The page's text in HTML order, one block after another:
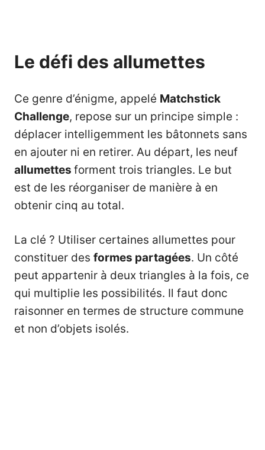
Le défi des allumettes
Ce genre d’énigme, appelé Matchstick
Challenge, repose sur un principe simple :
déplacer intelligemment les bâtonnets sans
en ajouter ni en retirer. Au départ, les neuf
allumettes forment trois triangles. Le but
est de les réorganiser de manière à en
obtenir cinq au total.
La clé ? Utiliser certaines allumettes pour
constituer des formes partagées. Un côté
peut appartenir à deux triangles à la fois, ce
qui multiplie les possibilités. Il faut donc
raisonner en termes de structure commune
et non d’objets isolés.